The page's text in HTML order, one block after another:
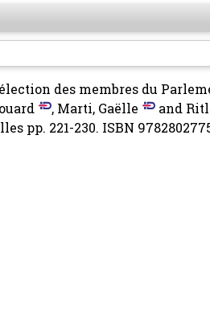
des membres du
, Marti, Gaëlle and
pp. 221-230. ISBN